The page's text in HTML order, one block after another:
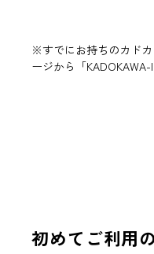
※すでにお持ちのカドカ
ージから「
初めてご利用